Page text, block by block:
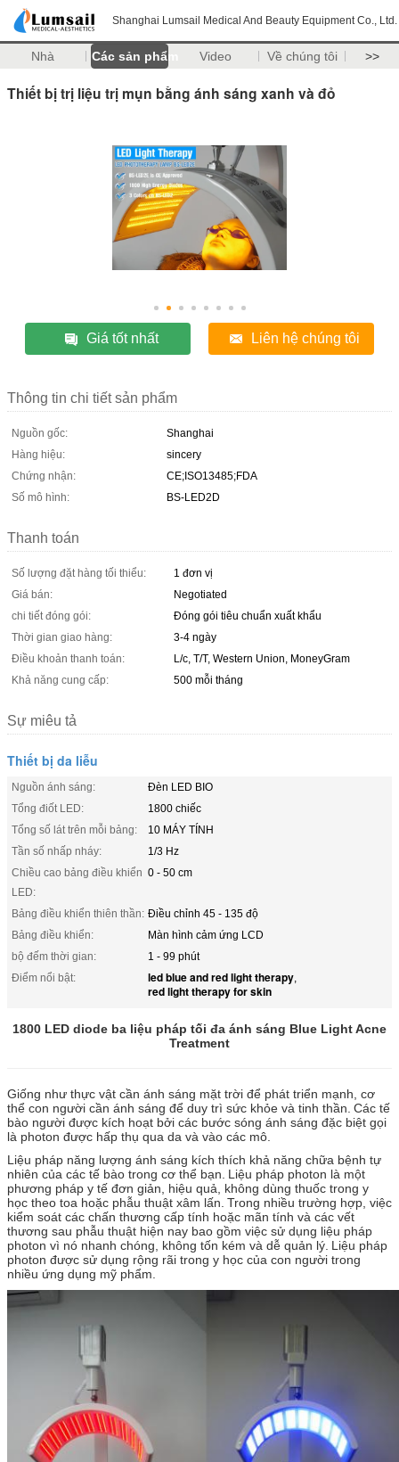
Shanghai Lumsail Medical And Beauty Equipment Co., Ltd.
Nhà Các sản phẩm Video Về chúng tôi >>
Thiết bị trị liệu trị mụn bằng ánh sáng xanh và đỏ
Giá tốt nhất Liên hệ chúng tôi
Thông tin chi tiết sản phẩm
Nguồn gốc:
Shanghai
Hàng hiệu:
sincery
Chứng nhận:
CE;ISO13485;FDA
Số mô hình:
BS-LED2D
Thanh toán
Số lượng đặt hàng tối thiểu:
1 đơn vị
Giá bán:
Negotiated
chi tiết đóng gói:
Đóng gói tiêu chuẩn xuất khẩu
Thời gian giao hàng:
3-4 ngày
Điều khoản thanh toán:
L/c, T/T, Western Union, MoneyGram
Khả năng cung cấp:
500 mỗi tháng
Sự miêu tả
Thiết bị da liễu
Nguồn ánh sáng:
Đèn LED BIO
Tổng điốt LED:
1800 chiếc
Tổng số lát trên mỗi bảng:
10 MÁY TÍNH
Tần số nhấp nháy:
1/3 Hz
Chiều cao bảng điều khiển
LED:
0 - 50 cm
Bảng điều khiển thiên thần: Điều chỉnh 45 - 135 độ
Bảng điều khiển:
Màn hình cảm ứng LCD
bộ đếm thời gian:
1 - 99 phút
Điểm nổi bật:
led blue and red light therapy,
red light therapy for skin
1800 LED diode ba liệu pháp tối đa ánh sáng Blue Light Acne
Treatment
Giống như thực vật cần ánh sáng mặt trời để phát triển mạnh, cơ
thể con người cần ánh sáng để duy trì sức khỏe và tinh thần. Các tế
bào người được kích hoạt bởi các bước sóng ánh sáng đặc biệt gọi
là photon được hấp thụ qua da và vào các mô.
Liệu pháp năng lượng ánh sáng kích thích khả năng chữa bệnh tự
nhiên của các tế bào trong cơ thể bạn. Liệu pháp photon là một
phương pháp y tế đơn giản, hiệu quả, không dùng thuốc trong y
học theo toa hoặc phẫu thuật xâm lấn. Trong nhiều trường hợp, việc
kiểm soát các chấn thương cấp tính hoặc mãn tính và các vết
thương sau phẫu thuật hiện nay bao gồm việc sử dụng liệu pháp
photon vì nó nhanh chóng, không tốn kém và dễ quản lý. Liệu pháp
photon được sử dụng rộng rãi trong y học của con người trong
nhiều ứng dụng mỹ phẩm.